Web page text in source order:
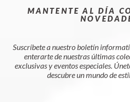
MANTENTE AL DÍA
Suscríbete a nuestro boletín
enterarte de nuestras últimas
exclusivas y eventos especiales.
descubre un mundo de